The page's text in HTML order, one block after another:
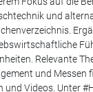
und
Relevante
und Messen
und Videos. Unter